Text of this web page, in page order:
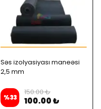
Səs izolyasiyası maneəsi
2,5 mm
%33
150.00 ₺
100.00 ₺